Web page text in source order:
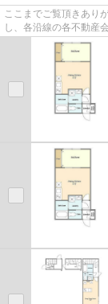
ここまでご覧頂きあり
し、各沿線の各不動産
しております！最新の情